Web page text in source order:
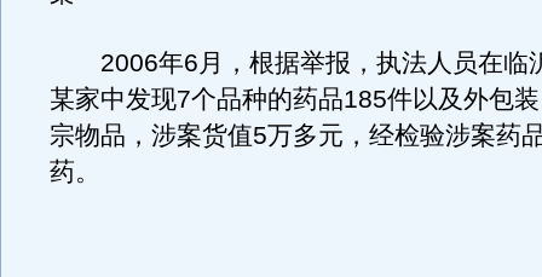
2006年6月，根据举报，执法人员在临
某家中发现7个品种的药品185件以及外包
宗物品，涉案货值5万多元，经检验涉案药
药。